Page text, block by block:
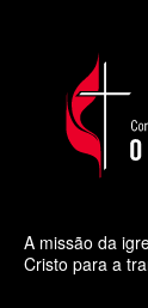
A missão da
Cristo para a